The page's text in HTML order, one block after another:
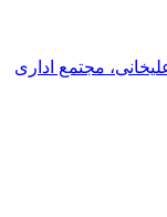
مجتمع اداری